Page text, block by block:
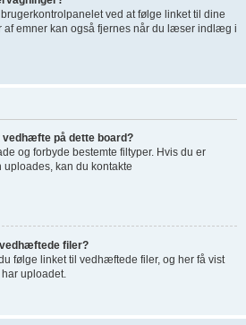
ved at følge linket til dine
af emner kan også fjernes når du læser indlæg i
på dette board?
og forbyde bestemte filtyper. Hvis du er
kan du kontakte
filer?
følge linket til vedhæftede filer, og her få vist
uploadet.